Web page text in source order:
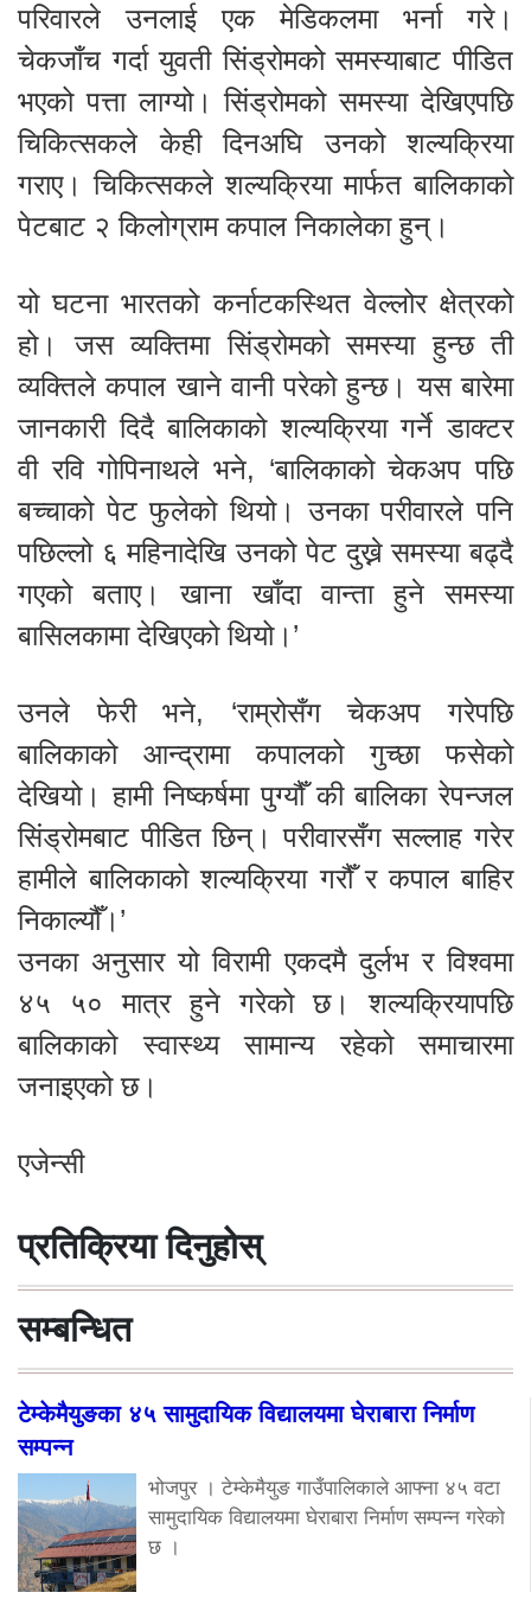
परिवारले उनलाई एक मेडिकलमा भर्ना गरे।
चेकजाँच गर्दा युवती सिंड्रोमको समस्याबाट पीडित
भएको पत्ता लाग्यो। सिंड्रोमको समस्या देखिएपछि
चिकित्सकले केही दिनअघि उनको शल्यक्रिया
गराए। चिकित्सकले शल्यक्रिया मार्फत बालिकाको
पेटबाट २ किलोग्राम कपाल निकालेका हुन्।
यो घटना भारतको कर्नाटकस्थित वेल्लोर क्षेत्रको
हो। जस व्यक्तिमा सिंड्रोमको समस्या हुन्छ ती
व्यक्तिले कपाल खाने वानी परेको हुन्छ। यस बारेमा
जानकारी दिदै बालिकाको शल्यक्रिया गर्ने डाक्टर
वी रवि गोपिनाथले भने, ‘बालिकाको चेकअप पछि
बच्चाको पेट फुलेको थियो। उनका परीवारले पनि
पछिल्लो ६ महिनादेखि उनको पेट दुख्ने समस्या बढ्दै
गएको बताए। खाना खाँदा वान्ता हुने समस्या
बासिलकामा देखिएको थियो।’
उनले फेरी भने, ‘राम्रोसँग चेकअप गरेपछि
बालिकाको आन्द्रामा कपालको गुच्छा फसेको
देखियो। हामी निष्कर्षमा पुग्यौँ की बालिका रेपन्जल
सिंड्रोमबाट पीडित छिन्। परीवारसँग सल्लाह गरेर
हामीले बालिकाको शल्यक्रिया गरौँ र कपाल बाहिर
निकाल्यौँ।’
उनका अनुसार यो विरामी एकदमै दुर्लभ र विश्वमा
४५ ५० मात्र हुने गरेको छ। शल्यक्रियापछि
बालिकाको स्वास्थ्य सामान्य रहेको समाचारमा
जनाइएको छ।
एजेन्सी
प्रतिक्रिया दिनुहोस्
सम्बन्धित
टेम्केमैयुङका ४५ सामुदायिक विद्यालयमा घेराबारा निर्माण
सम्पन्न
भोजपुर । टेम्केमैयुङ गाउँपालिकाले आफ्ना ४५ वटा
सामुदायिक विद्यालयमा घेराबारा निर्माण सम्पन्न गरेको
छ ।